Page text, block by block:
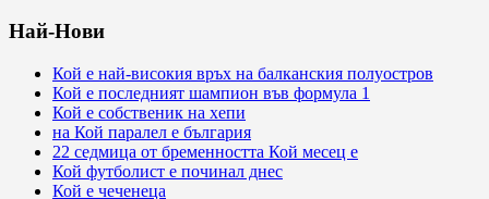
Най-Нови
Кой е най-високия връх на балканския полуостров
Кой е последният шампион във формула 1
Кой е собственик на хепи
на Кой паралел е българия
22 седмица от бременността Кой месец е
Кой футболист е починал днес
Кой е чеченеца